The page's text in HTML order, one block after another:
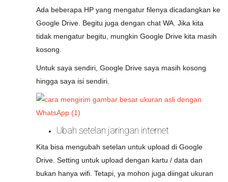
Ada beberapa HP yang mengatur filenya dicadangkan ke
Google Drive. Begitu juga dengan chat WA. Jika kita
tidak mengatur begitu, mungkin Google Drive kita masih
kosong.
Untuk saya sendiri, Google Drive saya masih kosong
hingga saya isi sendiri.
Ubah setelan jaringan internet
Kita bisa mengubah setelan untuk upload di Google
Drive. Setting untuk upload dengan kartu / data dan
bukan hanya wifi. Tetapi, ya mohon juga diingat ukuran